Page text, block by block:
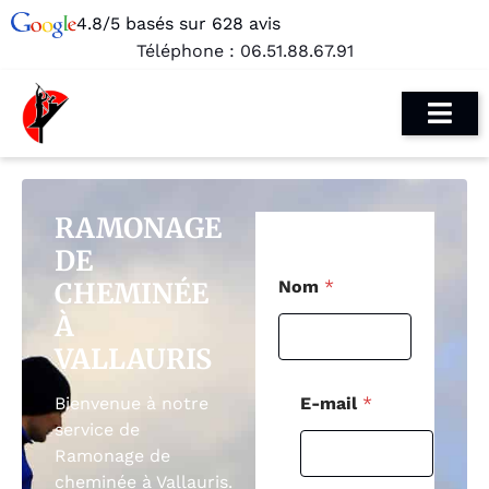
4.8/5 basés sur 628 avis
Téléphone : 06.51.88.67.91
RAMONAGE
DE
CHEMINÉE
À
VALLAURIS
Bienvenue à notre
service de
Ramonage de
cheminée à Vallauris.
Nom *
e
o
E-mail *